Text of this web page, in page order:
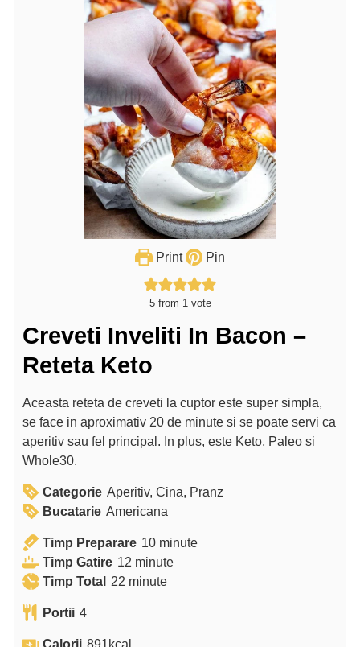
Print Pin
5from 1 vote
Creveti Inveliti In Bacon –
Reteta Keto
Aceasta reteta de creveti la cuptor este super simpla,
se face in aproximativ 20 de minute si se poate servi ca
aperitiv sau fel principal. In plus, este Keto, Paleo si
Whole30.
Categorie Aperitiv, Cina, Pranz
Bucatarie Americana
Timp Preparare 10m
i
n
minute
Timp Gatire 12 m
i
minute
Timp Total 22 m
u
minute
Portii 4
Calorii 891kcal